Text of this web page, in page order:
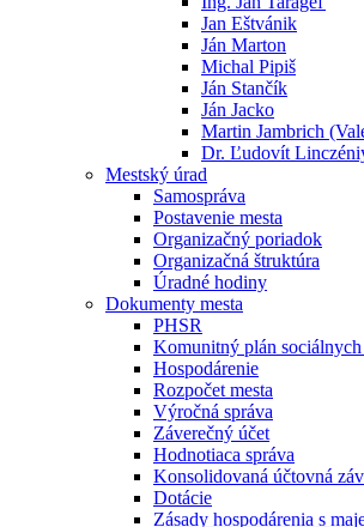
Jan Eštvánik
Ján Marton
Michal Pipiš
Ján Stančík
Ján Jacko
Martin Jambrich
Dr. Ľudovít
Mestský úrad
Samospráva
Postavenie mesta
Organizačný poriadok
Organizačná štruktúra
Úradné hodiny
Dokumenty mesta
PHSR
Komunitný plán
Hospodárenie
Rozpočet mesta
Výročná správa
Záverečný účet
Hodnotiaca správa
Konsolidovaná účtovná
Dotácie
Zásady hospodárenia s